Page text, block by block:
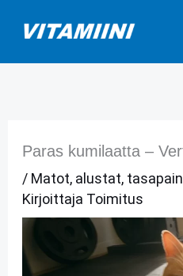
sisältöön
Paras kumilaatta –
/ Matot, alustat,
Kirjoittaja Toimitus